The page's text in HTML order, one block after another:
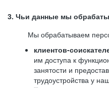
3. Чьи данные мы
Мы обрабатываем
клиентов-
им доступа к
занятости и
трудоустройства у